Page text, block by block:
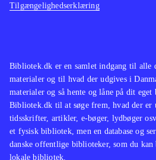
Bibliotek.dk er en samlet indgang til alle
materialer og til hvad der udgives i
materialer og så hente og låne på dit
Bibliotek.dk til at søge frem, hvad der er
tidsskrifter, artikler, e-bøger, lydbøger
et fysisk bibliotek, men en database og
danske offentlige biblioteker, som du
lokale bibliotek.
Tilgængelighedserklæring